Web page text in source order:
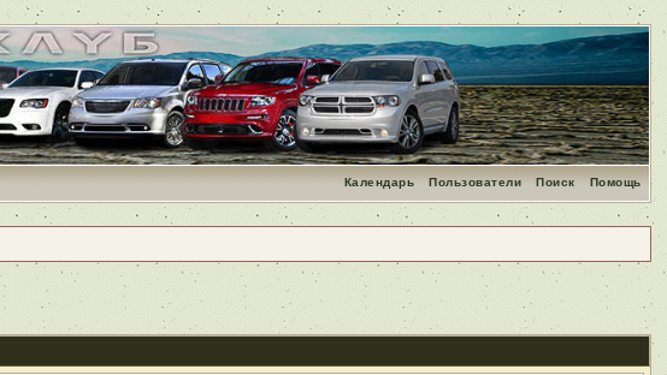
Помощь
Поиск
Пользователи
Календарь